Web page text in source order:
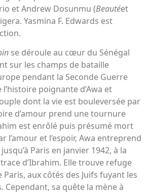
et Andrew Dosunmu (Beautéet
Yasmina F. Edwards est
se déroule au cœur du Sénégal
sur les champs de bataille
pendant la Seconde Guerre
poignante d’Awa et
dont la vie est bouleversée par
d’amour prend une tournure
est enrôlé puis présumé mort
l’amour et l’espoir, Awa entreprend
Paris en janvier 1942, à la
d’Ibrahim. Elle trouve refuge
aux côtés des Juifs fuyant les
Cependant, sa quête la mène à